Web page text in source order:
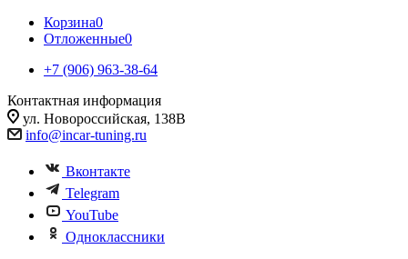
Корзина0
Отложенные0
+7 (906) 963-38-64
Контактная информация
ул. Новороссийская, 138В
info@incar-tuning.ru
Вконтакте
Telegram
YouTube
Одноклассники